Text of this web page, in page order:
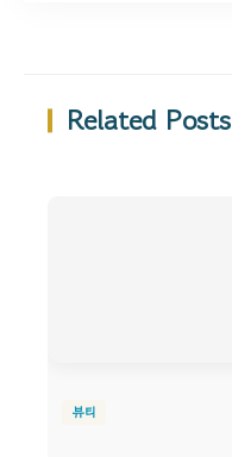
Related Posts
뷰티